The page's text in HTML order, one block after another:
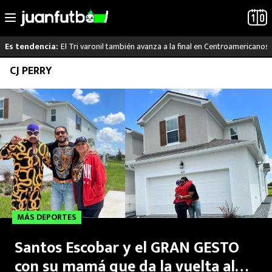
Saltar
contenido
Es tendencia: El Tri varonil también avanza a la final en Centroamericanos
LO ÚLTIMO
LIGA MX
RAYADOS
PUMAS
ATLANTE
SELECCIÓN MEXICANA
FUTBOL INTERNACIONAL
CJ PERRY
MÁS DEPORTES
Santos Escobar y el GRAN GESTO
con su mamá que da la vuelta al